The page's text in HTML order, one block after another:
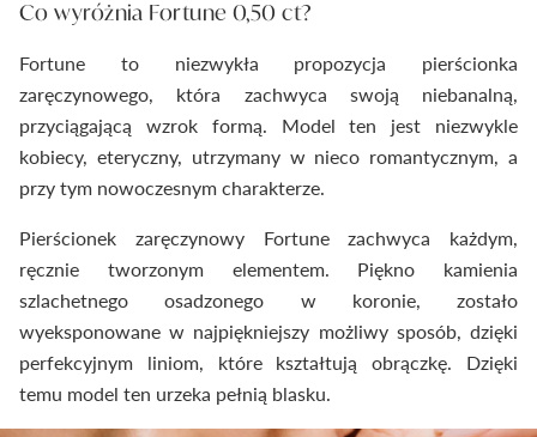
Co wyróżnia Fortune 0,50 ct?
Fortune to niezwykła propozycja pierścionka
zaręczynowego, która zachwyca swoją niebanalną,
przyciągającą wzrok formą. Model ten jest niezwykle
kobiecy, eteryczny, utrzymany w nieco romantycznym, a
przy tym nowoczesnym charakterze.
Pierścionek zaręczynowy Fortune zachwyca każdym,
ręcznie tworzonym elementem. Piękno kamienia
szlachetnego osadzonego w koronie, zostało
wyeksponowane w najpiękniejszy możliwy sposób, dzięki
perfekcyjnym liniom, które kształtują obrączkę. Dzięki
temu model ten urzeka pełnią blasku.